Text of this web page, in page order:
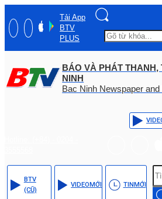
Tải App
BTV
PLUS
BÁO VÀ PHÁT THANH,
NINH
Bac Ninh Newspaper
BTV
(CŨ)
VIDEOMỚI TINMỚI